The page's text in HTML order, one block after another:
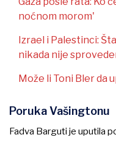
noćnom morom'
Izrael i Palestinci:
nikada nije
Može li Toni Bler da
Poruka Vašingtonu
Fadva Barguti je uputila